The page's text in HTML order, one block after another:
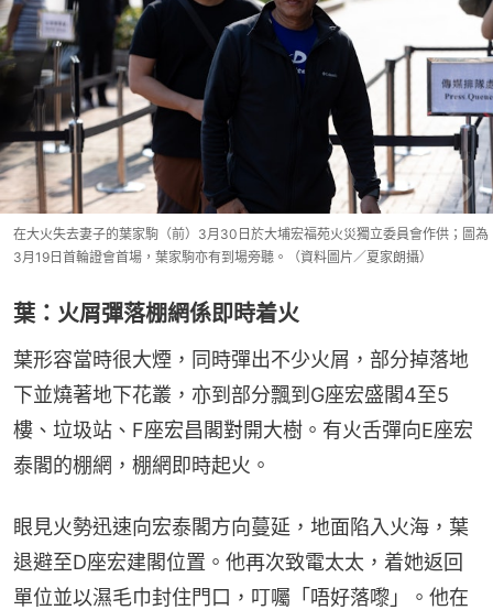
在大火失去妻子的葉家駒（前）3月30日於大埔宏福苑火災獨立委員會作供；圖為
3月19日首輪證會首場，葉家駒亦有到場旁聽。（資料圖片／夏家朗攝）
葉：火屑彈落棚網係即時着火
葉形容當時很大煙，同時彈出不少火屑，部分掉落地
下並燒著地下花叢，亦到部分飄到G座宏盛閣4至5
樓、垃圾站、F座宏昌閣對開大樹。有火舌彈向E座宏
泰閣的棚網，棚網即時起火。
眼見火勢迅速向宏泰閣方向蔓延，地面陷入火海，葉
退避至D座宏建閣位置。他再次致電太太，着她返回
單位並以濕毛巾封住門口，叮囑「唔好落嚟」。他在